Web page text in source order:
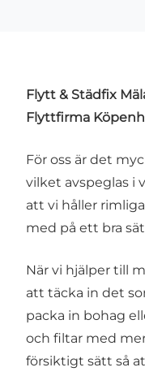
Flytt & Städfix
Flyttfirma
För oss är det
vilket avspeglas i
att vi håller
med på ett bra
När vi hjälper till
att täcka in det
packa in bohag
och filtar med
försiktigt sätt så